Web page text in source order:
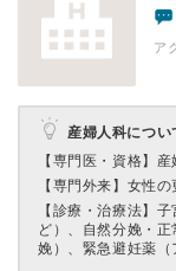
ア
産婦人科につい
【専門医・資格】 産
【専門外来】 女性の
【診療・治療法】 子
ど）、自然分娩・
娩）、緊急避妊薬